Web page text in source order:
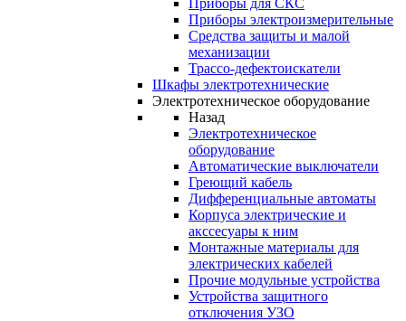
Приборы для СКС
Приборы электроизмерительные
Средства защиты и малой
механизации
Трассо-дефектоискатели
Шкафы электротехнические
Электротехническое оборудование
Назад
Электротехническое
оборудование
Автоматические выключатели
Греющий кабель
Дифференциальные автоматы
Корпуса электрические и
акссесуары к ним
Монтажные материалы для
электрических кабелей
Прочие модульные устройства
Устройства защитного
отключения УЗО